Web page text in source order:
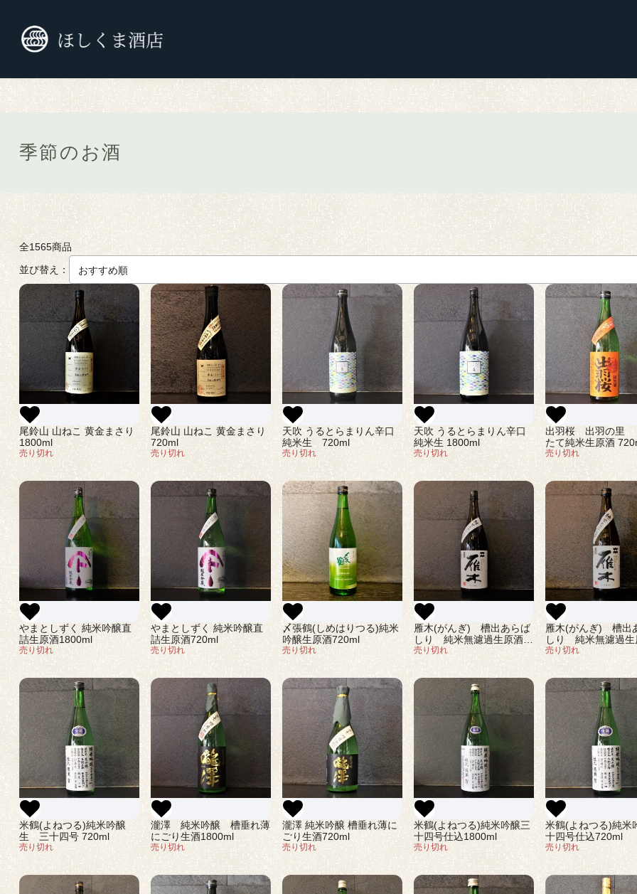
季節のお酒
全1565商品
並び替え：
尾鈴山 山ねこ 黄金まさり
1800ml
売り切れ
尾鈴山 山ねこ 黄金まさり
720ml
売り切れ
天吹 うるとらまりん辛口
純米生 720ml
売り切れ
天吹 うるとらまりん辛口
純米生 1800ml
売り切れ
出羽桜 出羽の里
たて純米生原酒
売り切れ
やまとしずく 純米吟醸直
詰生原酒1800ml
売り切れ
やまとしずく 純米吟醸直
詰生原酒720ml
売り切れ
〆張鶴(しめはりつる)純米
吟醸生原酒720ml
売り切れ
雁木(がんぎ) 槽出あらば
しり 純米無濾過生原酒
1800ml
売り切れ
雁木(がんぎ) 槽出
しり 純米無濾過生
720ml
売り切れ
米鶴(よねつる)純米吟醸
生 三十四号 720ml
売り切れ
瀧澤 純米吟醸 槽垂れ薄
にごり生酒1800ml
売り切れ
瀧澤 純米吟醸 槽垂れ薄に
ごり生酒720ml
売り切れ
米鶴(よねつる)純米吟醸三
十四号仕込1800ml
売り切れ
米鶴(よねつる)純米
十四号仕込720ml
売り切れ